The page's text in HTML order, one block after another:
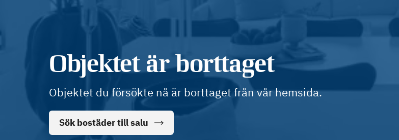
Objektet är borttaget
Objektet du försökte nå är borttaget från vår hemsida.
Sök bostäder till salu